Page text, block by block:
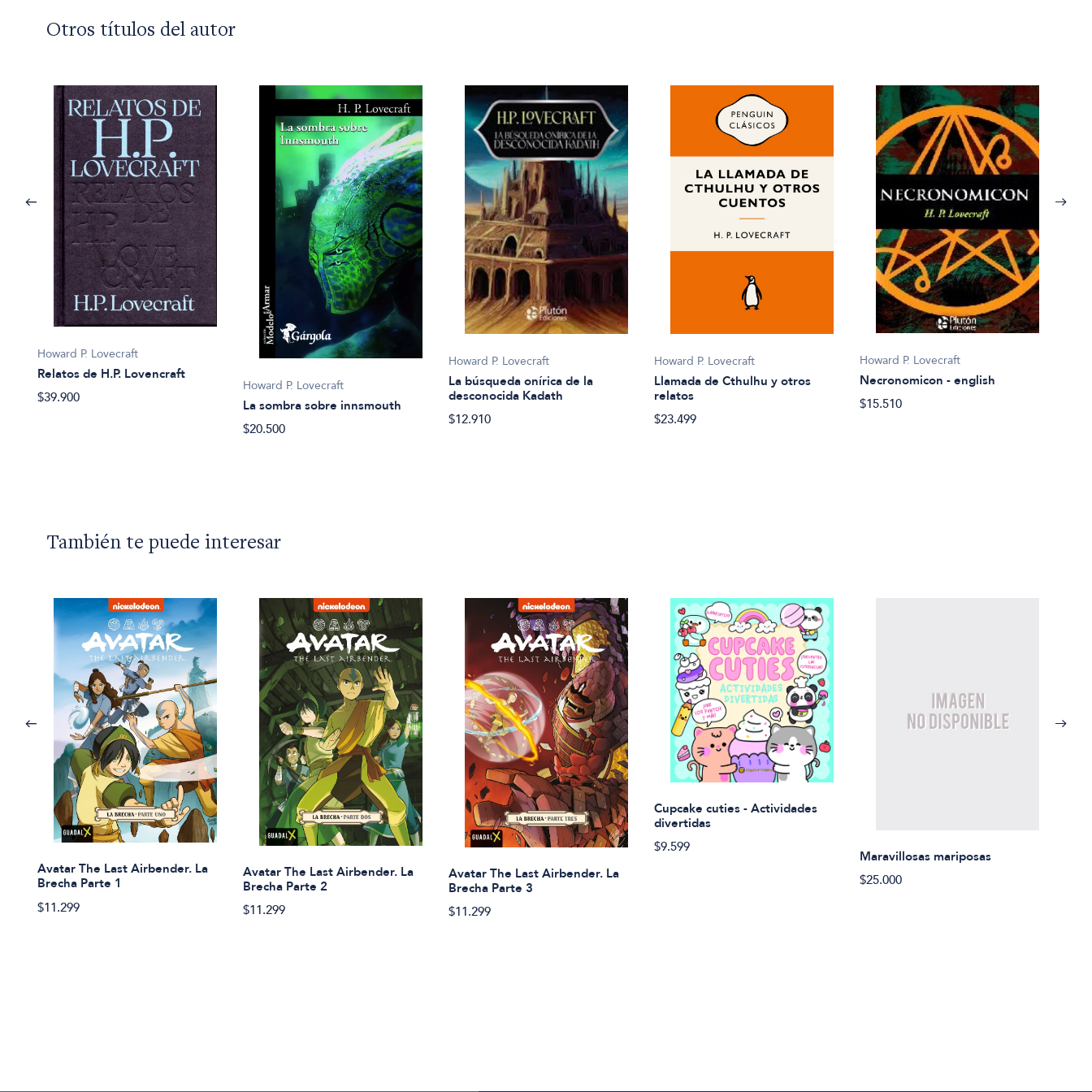
Otros títulos del autor
Howard P. Lovecraft
Relatos de H.P. Lovencraft
$39.900
Howard P. Lovecraft
La sombra sobre innsmouth
$20.500
Howard P. Lovecraft
La búsqueda onírica de la
desconocida Kadath
$12.910
Howard P. Lovecraft
Llamada de Cthulhu y otros
relatos
$23.499
Howard P. Lovecraft
Necronomicon - english
$15.510
También te puede interesar
Avatar The Last Airbender. La
Brecha Parte 1
$11.299
Avatar The Last Airbender. La
Brecha Parte 2
$11.299
Avatar The Last Airbender. La
Brecha Parte 3
$11.299
Cupcake cuties - Actividades
divertidas
$9.599
Maravillosas mariposas
$25.000